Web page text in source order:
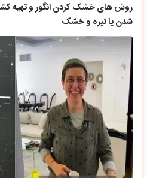
روش های خشک کردن انگور و تهیه
شدن یا تیره و خشک